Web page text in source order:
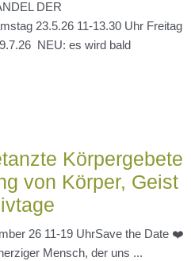
DER
23.5.26 11-13.30 Uhr Freitag
NEU: es wird bald
Körpergebete
von Körper, Geist
26 11-19 UhrSave the Date ❤️
Mensch, der uns ...